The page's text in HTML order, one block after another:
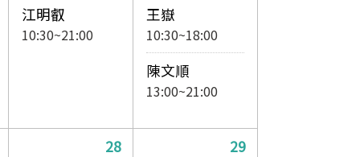
江明叡
10:30~21:00
王嶽
10:30~18:00
陳文順
13:00~21:00
28
29